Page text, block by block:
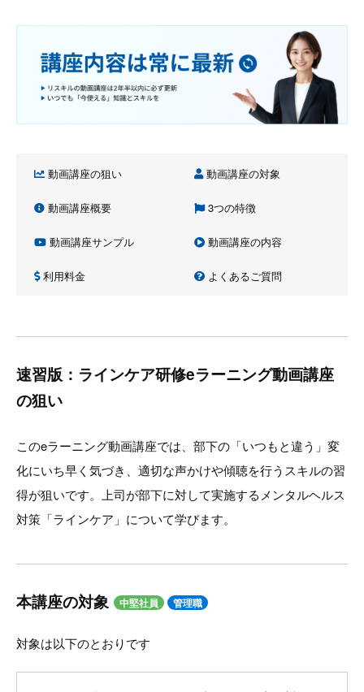
動画講座の狙い 動画講座の対象
動画講座概要 3つの特徴
動画講座サンプル 動画講座の内容
利用料金 よくあるご質問
速習版：ラインケア研修eラーニング動画講座
の狙い
このeラーニング動画講座では、部下の「いつもと違う」変
化にいち早く気づき、適切な声かけや傾聴を行うスキルの習
得が狙いです。上司が部下に対して実施するメンタルヘルス
対策「ラインケア」について学びます。
本講座の対象 中堅社員 管理職
対象は以下のとおりです